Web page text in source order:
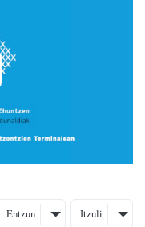
Entzun Itzuli